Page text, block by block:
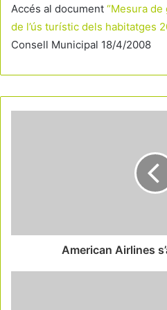
Accés al document “Mesura
de l’ús turístic dels habitatges
Consell Municipal 18/4/2008
American Airlines